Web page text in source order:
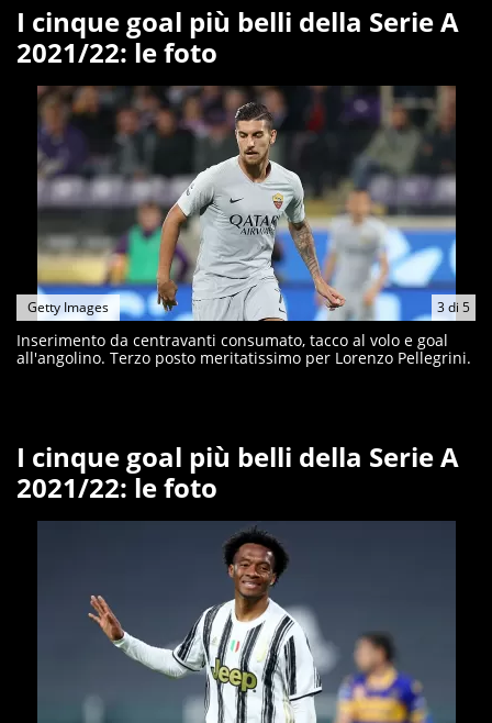
I cinque goal più belli della Serie A
2021/22: le foto
3di 5
Getty Images
Inserimento da centravanti consumato, tacco al volo e goal
all'angolino. Terzo posto meritatissimo per Lorenzo Pellegrini.
I cinque goal più belli della Serie A
2021/22: le foto